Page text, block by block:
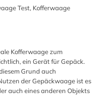
Test, Kofferwaage
Kofferwaage zum
ein Gerät für Gepäck.
Grund auch
der Gepäckwaage ist es
auch eines anderen Objekts